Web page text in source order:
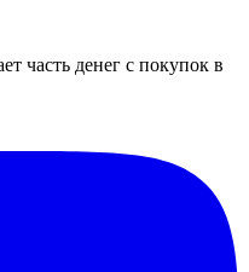
часть денег с покупок в